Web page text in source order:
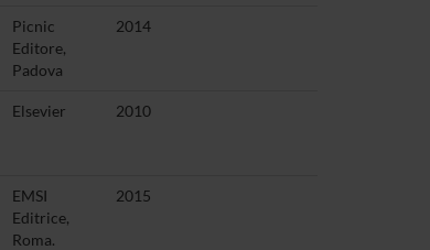
Picnic
Editore,
Padova
2014
Elsevier 2010
EMSI
Editrice,
Roma.
2015